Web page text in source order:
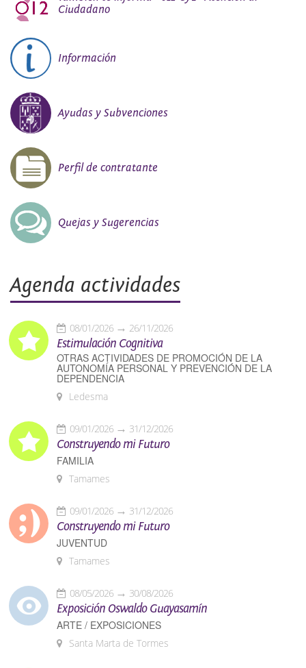
Ciudadano
Información
Ayudas y Subvenciones
Perfil de contratante
Quejas y Sugerencias
Agenda actividades
08/01/2026 26/11/2026
Estimulación Cognitiva
OTRAS ACTIVIDADES DE PROMOCIÓN DE LA
AUTONOMÍA PERSONAL Y PREVENCIÓN DE LA
DEPENDENCIA
Ledesma
09/01/2026 31/12/2026
Construyendo mi Futuro
FAMILIA
Tamames
09/01/2026 31/12/2026
Construyendo mi Futuro
JUVENTUD
Tamames
08/05/2026 30/08/2026
Exposición Oswaldo Guayasamín
ARTE / EXPOSICIONES
Santa Marta de Tormes